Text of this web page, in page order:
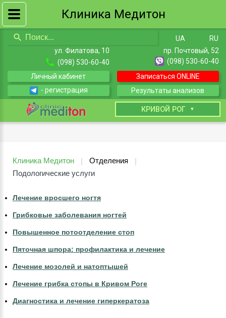
UA
RU
ул. Филатова, 10
(098) 530-60-40
пр. Почтовый, 52
(098) 530-60-40
Личный кабинет
- регистрация
Записаться ONLINE
Результаты анализов
КРИВОЙ РОГ
Клиника Медитон | Отделения
|
Подологические услуги
Лечение вросшего ногтя
Грибковые заболевания ногтей
Повышенное потоотделение стоп
Пяточная шпора: профилактика и лечение
Лечение мозолей и натоптышей
Лечение грибка стопы в Кривом Роге
Диагностика и лечение гиперкератоза
Клиника Медитон